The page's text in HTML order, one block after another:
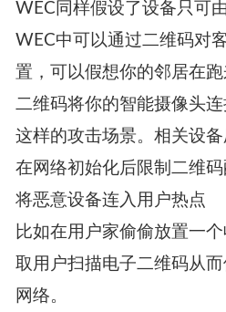
在过去一些攻击利用案例
二维码。在这项应用普及
费上网”会成为一个诱使用
将用户设备连入恶意热点
与使用WPS的按钮模式来
WEC同样假设了设备只可
WEC中可以通过二维码对
置，可以假想你的邻居在
二维码将你的智能摄像头
这样的攻击场景。相关设备